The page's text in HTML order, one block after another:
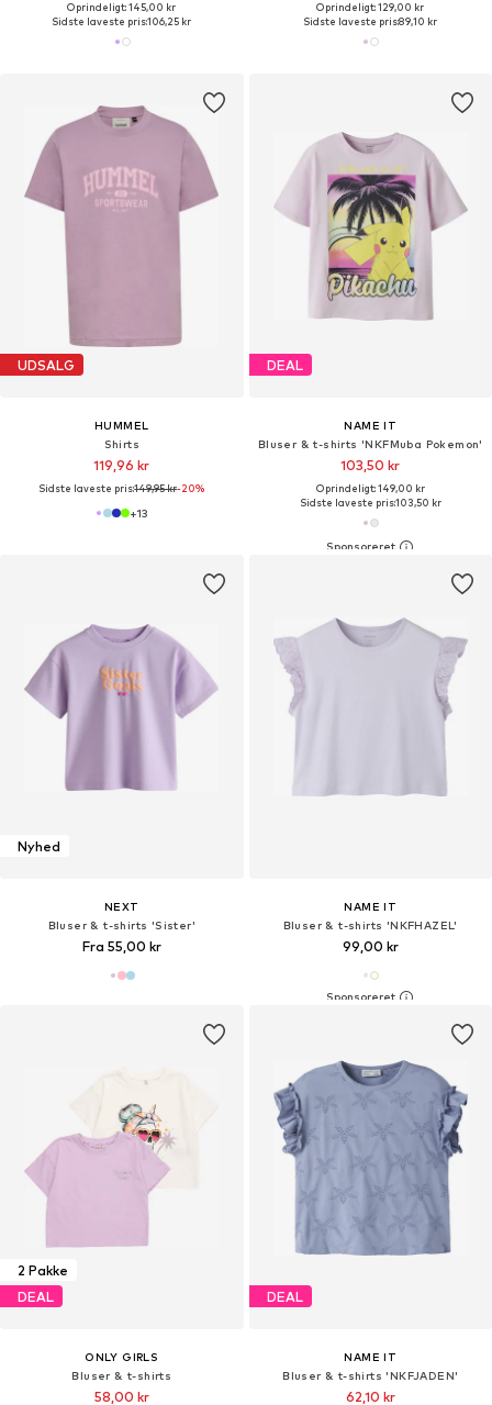
Oprindeligt: 145,00 kr
Sidste laveste pris:106,25 kr
Oprindeligt: 129,00 kr
Sidste laveste pris:89,10 kr
UDSALG
HUMMEL
Shirts
119,96 kr
Sidste laveste pris:149,95 kr-20%
+13
DEAL
NAME IT
Bluser & t-shirts 'NKFMuba Pokemon'
103,50 kr
Oprindeligt: 149,00 kr
Sidste laveste pris:103,50 kr
Nyhed
NEXT
Bluser & t-shirts 'Sister'
Fra 55,00 kr
NAME IT
Bluser & t-shirts 'NKFHAZEL'
99,00 kr
2 Pakke
DEAL
ONLY GIRLS
Bluser & t-shirts
58,00 kr
DEAL
NAME IT
Bluser & t-shirts 'NKFJADEN'
62,10 kr